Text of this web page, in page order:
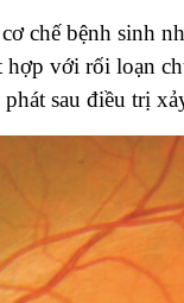
chế bệnh sinh
hợp với rối loạn
sau điều trị